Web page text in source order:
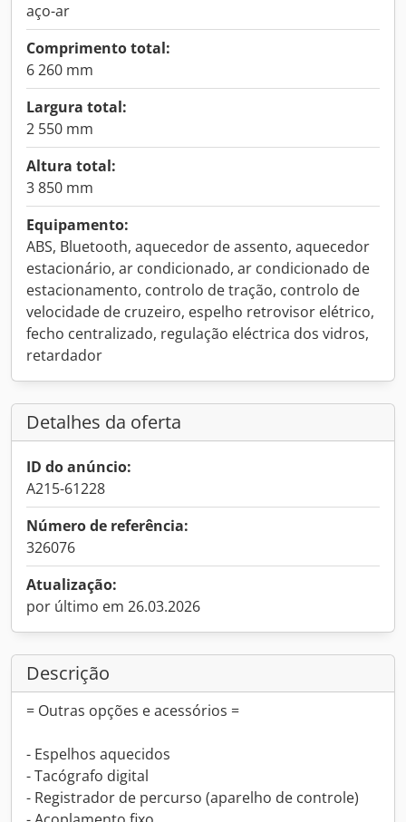
aço-ar
Comprimento total:
6 260 mm
Largura total:
2 550 mm
Altura total:
3 850 mm
Equipamento:
ABS, Bluetooth, aquecedor de assento, aquecedor
estacionário, ar condicionado, ar condicionado de
estacionamento, controlo de tração, controlo de
velocidade de cruzeiro, espelho retrovisor elétrico,
fecho centralizado, regulação eléctrica dos vidros,
retardador
Detalhes da oferta
ID do anúncio:
A215-61228
Número de referência:
326076
Atualização:
por último em 26.03.2026
Descrição
= Outras opções e acessórios =
- Espelhos aquecidos
- Tacógrafo digital
- Registrador de percurso (aparelho de controle)